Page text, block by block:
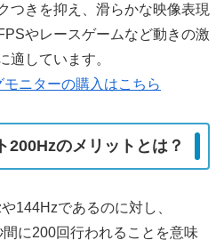
つきを抑え、滑らかな映像表現
やレースゲームなど動きの激
適しています。
ニターの購入はこちら
200Hzのメリットとは？
144Hzであるのに対し、
に200回行われることを意味